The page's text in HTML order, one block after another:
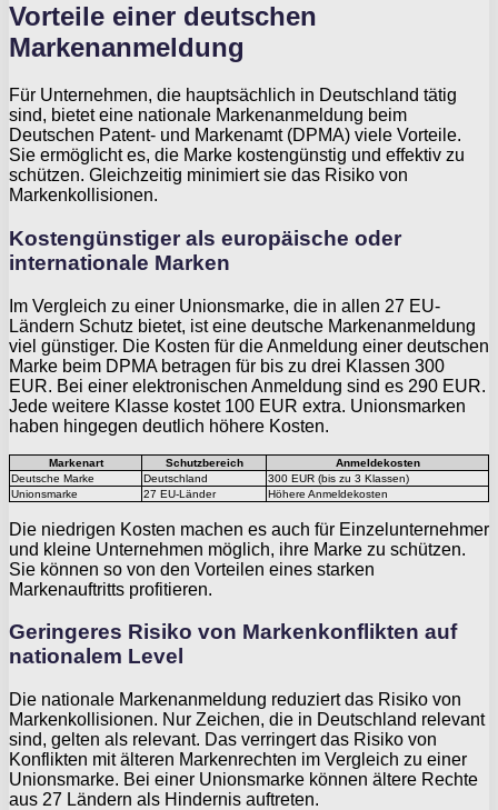
Vorteile einer deutschen
Markenanmeldung
Für Unternehmen, die hauptsächlich in Deutschland tätig
sind, bietet eine nationale Markenanmeldung beim
Deutschen Patent- und Markenamt (DPMA) viele Vorteile.
Sie ermöglicht es, die Marke kostengünstig und effektiv zu
schützen. Gleichzeitig minimiert sie das Risiko von
Markenkollisionen.
Kostengünstiger als europäische oder
internationale Marken
Im Vergleich zu einer Unionsmarke, die in allen 27 EU-
Ländern Schutz bietet, ist eine deutsche Markenanmeldung
viel günstiger. Die Kosten für die Anmeldung einer deutschen
Marke beim DPMA betragen für bis zu drei Klassen 300
EUR. Bei einer elektronischen Anmeldung sind es 290 EUR.
Jede weitere Klasse kostet 100 EUR extra. Unionsmarken
haben hingegen deutlich höhere Kosten.
Markenart Schutzbereich
Anmeldekosten
Deutsche Marke
Deutschland
300 EUR (bis zu 3 Klassen)
Unionsmarke
27 EU-Länder Höhere Anmeldekosten
Die niedrigen Kosten machen es auch für Einzelunternehmer
und kleine Unternehmen möglich, ihre Marke zu schützen.
Sie können so von den Vorteilen eines starken
Markenauftritts profitieren.
Geringeres Risiko von Markenkonflikten auf
nationalem Level
Die nationale Markenanmeldung reduziert das Risiko von
Markenkollisionen. Nur Zeichen, die in Deutschland relevant
sind, gelten als relevant. Das verringert das Risiko von
Konflikten mit älteren Markenrechten im Vergleich zu einer
Unionsmarke. Bei einer Unionsmarke können ältere Rechte
aus 27 Ländern als Hindernis auftreten.